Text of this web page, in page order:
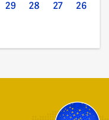
26
27
28
29